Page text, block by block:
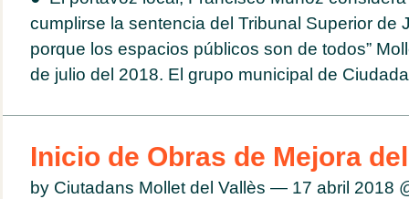
cumplirse la sentencia del Tribunal Superior de
porque los espacios públicos son de todos”
de julio del 2018. El grupo municipal de
Inicio de Obras de Mejora
by Ciutadans Mollet del Vallès — 17 abril 2018